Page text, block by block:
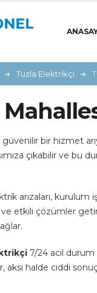
Tuzla Elektrikçi
bir hizmet
çıkabilir ve
arızaları,
ve etkili çözümler
7/24 acil durum
halde ciddi